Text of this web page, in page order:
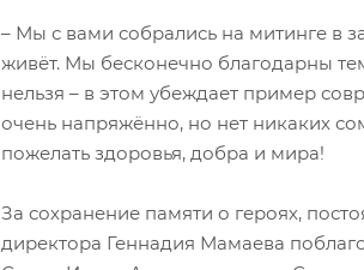
– Мы с вами собрались на митинге в
живёт. Мы бесконечно благодарны
нельзя – в этом убеждает пример
очень напряжённо, но нет никаких
пожелать здоровья, добра и мира!
За сохранение памяти о героях,
директора Геннадия Мамаева